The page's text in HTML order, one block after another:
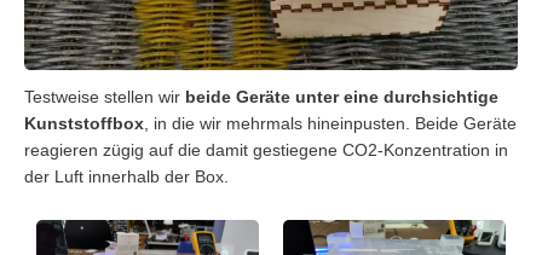
Testweise stellen wir beide Geräte unter eine durchsichtige
Kunststoffbox, in die wir mehrmals hineinpusten. Beide Geräte
reagieren zügig auf die damit gestiegene CO2-Konzentration in
der Luft innerhalb der Box.